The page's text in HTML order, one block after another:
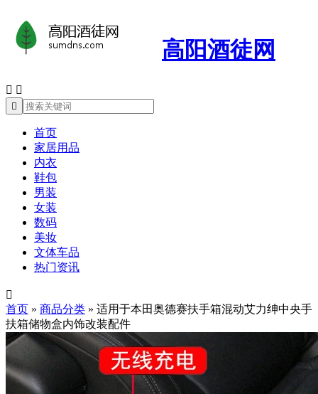
高阳酒徒网
 

首页
家居用品
内衣
鞋包
男装
女装
数码
美妆
文体车品
热门资讯

首页 » 商品分类 » 适用于本田奥德赛扶手箱混动艾力绅中央手
扶箱储物盒内饰改装配件